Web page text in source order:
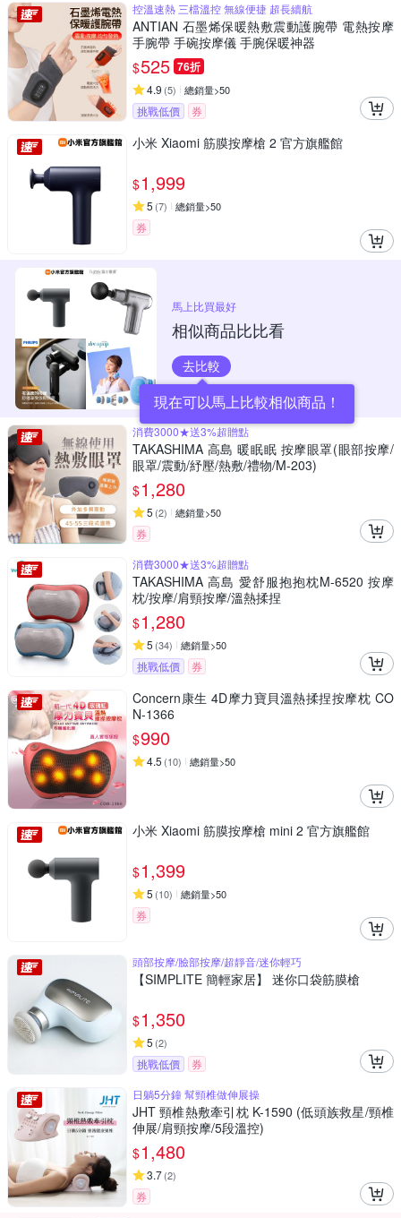
控溫速熱 三檔溫控 無線便捷 超長續航
ANTIAN 石墨烯保暖熱敷震動護腕帶 電熱按摩
手腕帶 手碗按摩儀 手腕保暖神器
$525 76折
4.9 (5) 總銷量>50
挑戰低價 券
小米 Xiaomi 筋膜按摩槍 2 官方旗艦館
$1,999
5 (7) 總銷量>50
券
馬上比買最好
相似商品比比看
去比較
現在可以馬上比較相似商品！
消費3000★送3%超贈點
TAKASHIMA 高島 暖眠眠 按摩眼罩(眼部按摩/
眼罩/震動/紓壓/熱敷/禮物/M-203)
$1,280
5 (2) 總銷量>50
券
消費3000★送3%超贈點
TAKASHIMA 高島 愛舒服抱抱枕M-6520 按摩
枕/按摩/肩頸按摩/溫熱揉捏
$1,280
5 (34) 總銷量>50
挑戰低價 券
Concern康生 4D摩力寶貝溫熱揉捏按摩枕 CO
N-1366
$990
4.5 (10) 總銷量>50
小米 Xiaomi 筋膜按摩槍 mini 2 官方旗艦館
$1,399
5 (10) 總銷量>50
券
頭部按摩/臉部按摩/超靜音/迷你輕巧
【SIMPLITE 簡輕家居】 迷你口袋筋膜槍
$1,350
5 (2)
挑戰低價
券
日躺5分鐘 幫頸椎做伸展操
JHT 頸椎熱敷牽引枕 K-1590 (低頭族救星/頸椎
伸展/肩頸按摩/5段溫控)
$1,480
3.7(2)
券